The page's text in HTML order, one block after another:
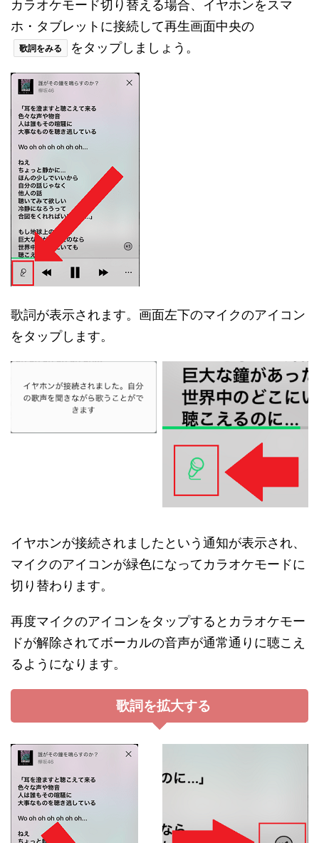
カラオケモード切り替える場合、イヤホンをスマ
ホ・タブレットに接続して再生画面中央の
歌詞をみる をタップしましょう。
歌詞が表示されます。画面左下のマイクのアイコン
をタップします。
イヤホンが接続されましたという通知が表示され、
マイクのアイコンが緑色になってカラオケモードに
切り替わります。
再度マイクのアイコンをタップするとカラオケモー
ドが解除されてボーカルの音声が通常通りに聴こえ
るようになります。
歌詞を拡大する